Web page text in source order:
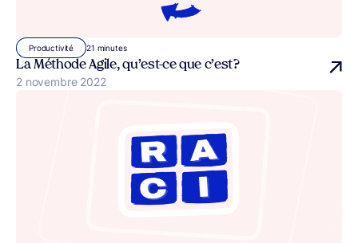
Productivité 21 minutes
La Méthode Agile, qu’est-ce que c’est ?
Publié le
2 novembre 2022